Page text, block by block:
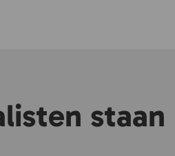
staan